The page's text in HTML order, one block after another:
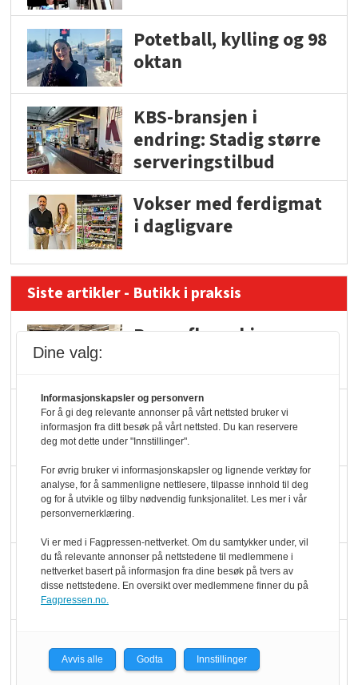
Potetball, kylling og 98
oktan
KBS-bransjen i
endring: Stadig større
serveringstilbud
Vokser med ferdigmat
i dagligvare
Siste artikler - Butikk i praksis
Rema-flaggskip
Slik opprettholdes
ølsalget
Færre varer, men fulle
hyller
KI lager mat i butikken
Q passerte 1 milliard i
Rema i 2025
Dine valg:
Informasjonskapsler og personvern
For å gi deg relevante annonser på vårt nettsted bruker vi
informasjon fra ditt besøk på vårt nettsted. Du kan reservere
deg mot dette under "Innstillinger".
For øvrig bruker vi informasjonskapsler og lignende verktøy for
analyse, for å sammenligne nettlesere, tilpasse innhold til deg
og for å utvikle og tilby nødvendig funksjonalitet. Les mer i vår
personvernerklæring.
Vi er med i Fagpressen-nettverket. Om du samtykker under, vil
du få relevante annonser på nettstedene til medlemmene i
nettverket basert på informasjon fra dine besøk på tvers av
disse nettstedene. En oversikt over medlemmene finner du på
Fagpressen.no.
Avvis alle Godta Innstillinger